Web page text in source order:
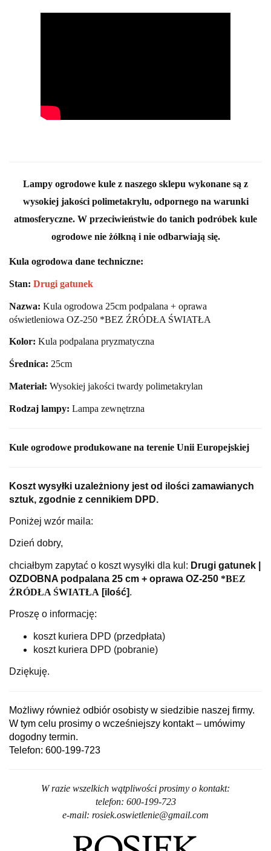
Lampy ogrodowe kule z naszego sklepu wykonane są z
wysokiej jakości polimetakrylu, odpornego na warunki
atmosferyczne. W przeciwieństwie do tanich podróbek kule
ogrodowe nie żółkną i nie odbarwiają się.
Kula ogrodowa dane techniczne:
Stan: Drugi gatunek
Nazwa: Kula ogrodowa 25cm podpalana + oprawa
oświetleniowa OZ-250 *BEZ ŹRÓDŁA ŚWIATŁA
Kolor: Kula podpalana pryzmatyczna
Średnica: 25cm
Materiał: Wysokiej jakości twardy polimetakrylan
Rodzaj lampy: Lampa zewnętrzna
Kule ogrodowe produkowane na terenie Unii Europejskiej
Koszt wysyłki uzależniony jest od ilości zamawianych
sztuk, zgodnie z cennikiem DPD.
Poniżej wzór maila:
Dzień dobry,
chciałbym zapytać o koszt wysyłki dla kul: Drugi gatunek |
OZDOBNA podpalana 25 cm + oprawa OZ-250 *BEZ
ŹRÓDŁA ŚWIATŁA [ilość].
Proszę o informację:
koszt kuriera DPD (przedpłata)
koszt kuriera DPD (pobranie)
Dziękuję.
Możliwy również odbiór osobisty w siedzibie naszej firmy.
W tym celu prosimy o wcześniejszy kontakt – umówimy
dogodny termin.
Telefon: 600-199-723
W razie wszelkich wątpliwości prosimy o kontakt:
telefon: 600-199-723
e-mail: rosiek.oswietlenie@gmail.com